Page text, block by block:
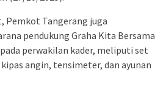
Pemkot Tangerang juga
pendukung Graha Kita Bersama
perwakilan kader, meliputi set
angin, tensimeter, dan ayunan